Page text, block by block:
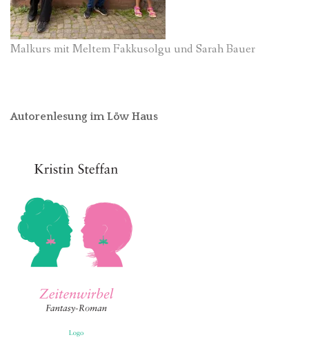
Malkurs mit Meltem Fakkusolgu und Sarah Bauer
Autorenlesung im Löw Haus